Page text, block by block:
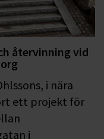
återvinning vid
i nära
ett projekt för
i